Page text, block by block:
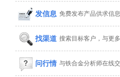
发信息 免费发布产品供求信
找渠道 搜索目标客户，与更
问行情 与铁合金分析师在线